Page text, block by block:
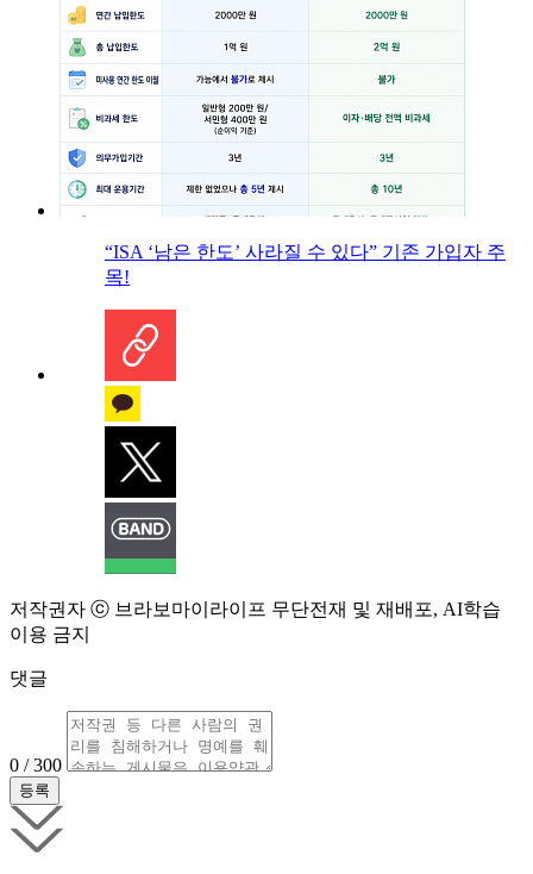
“ISA ‘남은 한도’ 사라질 수 있다” 기존 가입자 주
목!
저작권자 ⓒ 브라보마이라이프 무단전재 및 재배포, AI학습
이용 금지
댓글
0 / 300